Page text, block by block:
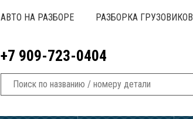
АВТО НА РАЗБОРЕ РАЗБОРКА ГРУЗОВИКОВ
+7 909-723-0404